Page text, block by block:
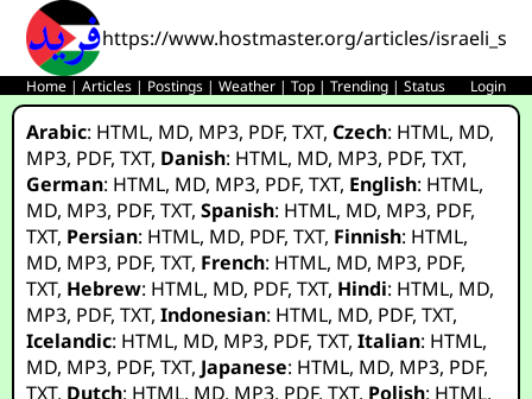
https://www.hostmaster.org/articles/
Home |Articles | Postings |Weather |Top |Trending |Status Login
Arabic: HTML, MD, MP3, PDF,TXT,Czech: HTML, MD,
MP3, PDF,TXT, Danish: HTML, MD, MP3, PDF,TXT,
German: HTML, MD, MP3, PDF,TXT, English: HTML,
MD, MP3, PDF,TXT,Spanish: HTML, MD, MP3, PDF,
TXT, Persian: HTML, MD, PDF,TXT, Finnish: HTML,
MD, MP3, PDF,TXT, French: HTML, MD, MP3, PDF,
TXT, Hebrew: HTML, MD, PDF,TXT, Hindi: HTML, MD,
MP3, PDF,TXT,Indonesian: HTML, MD, PDF,TXT,
Icelandic: HTML, MD, MP3, PDF,TXT,Italian: HTML,
MD, MP3, PDF,TXT, Japanese: HTML, MD, MP3, PDF,
TXT, Dutch: HTML, MD, MP3, PDF,TXT, Polish: HTML,